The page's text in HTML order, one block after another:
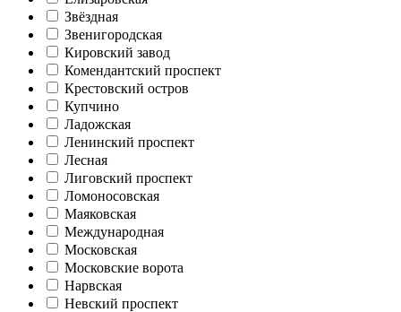
Звёздная
Звенигородская
Кировский завод
Комендантский проспект
Крестовский остров
Купчино
Ладожская
Ленинский проспект
Лесная
Лиговский проспект
Ломоносовская
Маяковская
Международная
Московская
Московские ворота
Нарвская
Невский проспект